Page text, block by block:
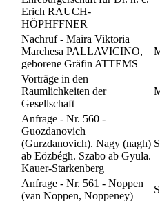
Erich RAUCH-
HÖPHFFNER
Nachruf - Maira Viktoria
Marchesa PALLAVICINO,
geborene Gräfin ATTEMS
Vorträge in den
Raumlichkeiten der
Gesellschaft
Anfrage - Nr. 560 -
Guozdanovich
(Gurzdanovich). Nagy (nagh)
ab Eözbégh. Szabo ab Gyula.
Kauer-Starkenberg
Anfrage - Nr. 561 - Noppen
(van Noppen, Noppeney)